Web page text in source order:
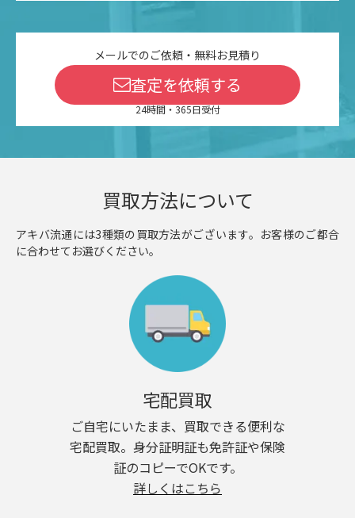
メールでのご依頼・無料お見積り
査定を依頼する
24時間・365日受付
買取方法について
アキバ流通には3種類の買取方法がございます。お客様のご都合
に合わせてお選びください。
宅配買取
ご自宅にいたまま、買取できる便利な
宅配買取。身分証明証も免許証や保険
証のコピーでOKです。
詳しくはこちら